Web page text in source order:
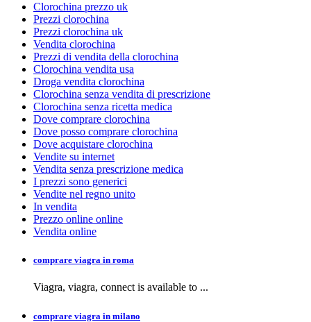
Clorochina prezzo uk
Prezzi clorochina
Prezzi clorochina uk
Vendita clorochina
Prezzi di vendita della clorochina
Clorochina vendita usa
Droga vendita clorochina
Clorochina senza vendita di prescrizione
Clorochina senza ricetta medica
Dove comprare clorochina
Dove posso comprare clorochina
Dove acquistare clorochina
Vendite su internet
Vendita senza prescrizione medica
I prezzi sono generici
Vendite nel regno unito
In vendita
Prezzo online online
Vendita online
comprare viagra in roma
Viagra, viagra, connect is available to ...
comprare viagra in milano